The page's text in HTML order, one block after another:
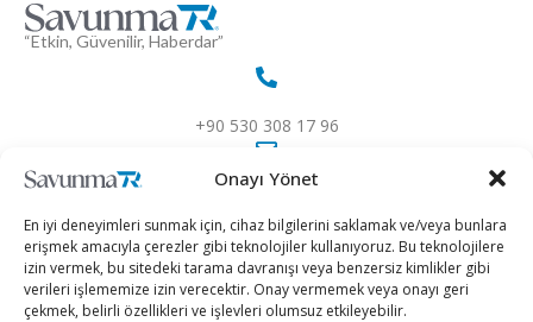
Onayı Yönet
En iyi deneyimleri sunmak için, cihaz bilgilerini saklamak ve/veya bunlara
erişmek amacıyla çerezler gibi teknolojiler kullanıyoruz. Bu teknolojilere
izin vermek, bu sitedeki tarama davranışı veya benzersiz kimlikler gibi
verileri işlememize izin verecektir. Onay vermemek veya onayı geri
çekmek, belirli özellikleri ve işlevleri olumsuz etkileyebilir.
“Etkin, Güvenilir, Haberdar”
+90 530 308 17 96
2026 © Savunma TR. Tüm Hakları Saklıdır.